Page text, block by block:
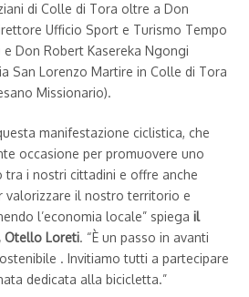
di Colle di Tora oltre a Don
Ufficio Sport e Turismo Tempo
Don Robert Kasereka Ngongi
San Lorenzo Martire in Colle di Tora
Missionario).
manifestazione ciclistica, che
occasione per promuovere uno
tra i nostri cittadini e offre anche
valorizzare il nostro territorio e
l’economia locale” spiega il
Otello Loreti. “È un passo in avanti
. Invitiamo tutti a partecipare
dedicata alla bicicletta.”